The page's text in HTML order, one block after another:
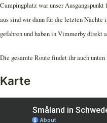
Campingplatz war unser
aus sind wir dann für die letzten
gefahren und haben in Vimmerby direkt
Die gesamte Route findet ihr auch
Karte